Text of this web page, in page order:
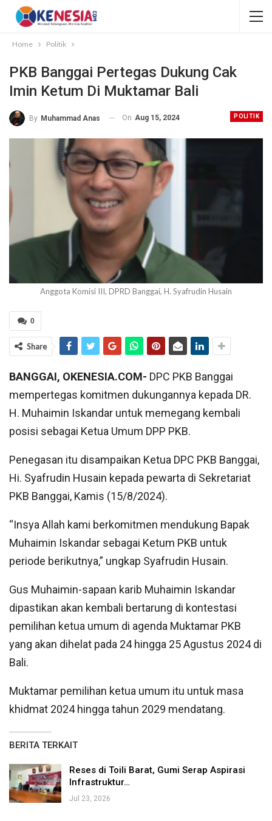
Home Politik
PKB Banggai Pertegas Dukung Cak
Imin Ketum Di Muktamar Bali
POLITIK
By Muhammad Anas On Aug 15, 2024
Anggota Komisi III, DPRD Banggai, H. Syafrudin Husain
0
Share
BANGGAI, OKENESIA.COM- DPC PKB Banggai
mempertegas komitmen dukungannya kepada DR.
H. Muhaimin Iskandar untuk memegang kembali
posisi sebagai Ketua Umum DPP PKB.
Penegasan itu disampaikan Ketua DPC PKB Banggai,
Hi. Syafrudin Husain kepada pewarta di Sekretariat
PKB Banggai, Kamis (15/8/2024).
“Insya Allah kami berkomitmen mendukung Bapak
Muhaimin Iskandar sebagai Ketum PKB untuk
periode berikutnya,” ungkap Syafrudin Husain.
Gus Muhaimin-sapaan karib Muhaimin Iskandar
dipastikan akan kembali bertarung di kontestasi
pemilihan ketua umum di agenda Muktamar PKB
yang akan dihelat pada 24 hingga 25 Agustus 2024 di
Bali.
Muktamar pemilihan ketua umum itu untuk masa
khidmat 2024 hingga tahun 2029 mendatang.
BERITA TERKAIT
Reses di Toili Barat, Gumi Serap Aspirasi
Infrastruktur…
Jul 23, 2026